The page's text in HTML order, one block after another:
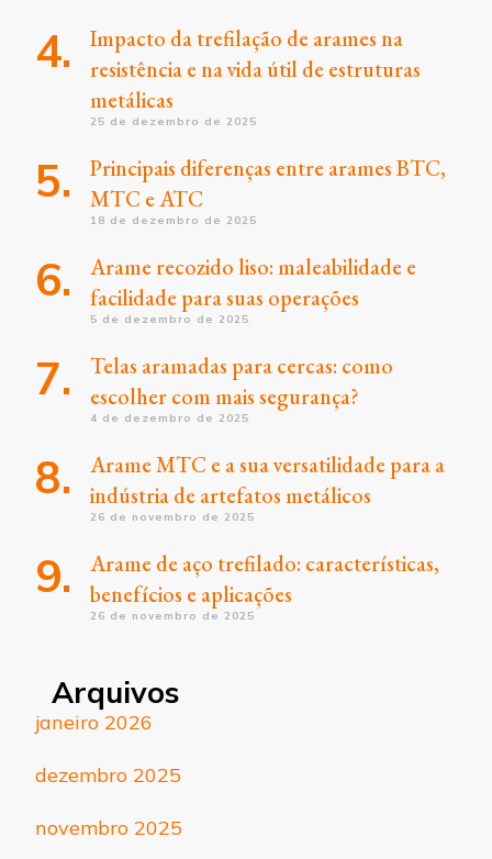
Impacto da trefilação de arames na
resistência e na vida útil de estruturas
metálicas
25 de dezembro de 2025
Principais diferenças entre arames BTC,
MTC e ATC
18 de dezembro de 2025
Arame recozido liso: maleabilidade e
facilidade para suas operações
5 de dezembro de 2025
Telas aramadas para cercas: como
escolher com mais segurança?
4 de dezembro de 2025
Arame MTC e a sua versatilidade para a
indústria de artefatos metálicos
26 de novembro de 2025
Arame de aço trefilado: características,
benefícios e aplicações
26 de novembro de 2025
Arquivos
janeiro 2026
dezembro 2025
novembro 2025